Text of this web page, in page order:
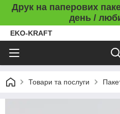
Друк на паперових
день /
EKO-KRAFT
Товари та послуги